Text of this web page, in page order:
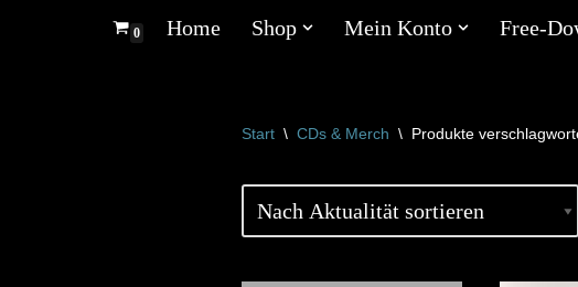
0 Home Shop Mein Konto Free-
Start \ CDs & Merch \ Produkte